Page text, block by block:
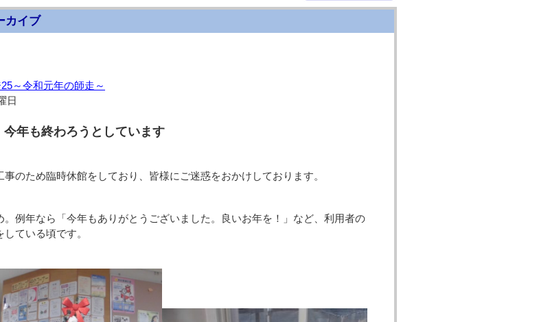
カイブ
～令和元年の師走～
日
今年も終わろうとしています
事のため臨時休館をしており、皆様にご迷惑をおかけしております。
。例年なら「今年もありがとうございました。良いお年を！」など、利用者の
ている頃です。